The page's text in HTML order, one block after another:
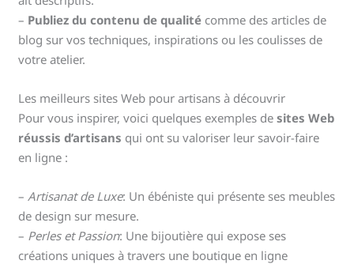
– Publiez du contenu de qualité comme des articles de
blog sur vos techniques, inspirations ou les coulisses de
votre atelier.
Les meilleurs sites Web pour artisans à découvrir
Pour vous inspirer, voici quelques exemples desites Web
réussis d’artisans qui ont su valoriser leur savoir-faire
en ligne :
– Artisanat de Luxe: Un ébéniste qui présente ses meubles
de design sur mesure.
– Perles et Passion: Une bijoutière qui expose ses
créations uniques à travers une boutique en ligne